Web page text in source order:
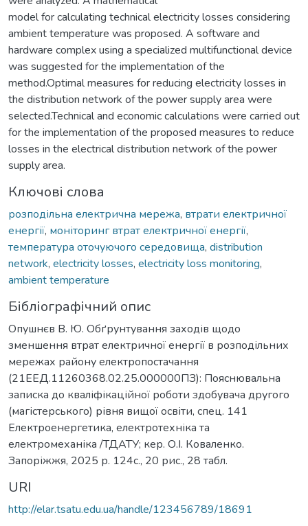
model for calculating technical electricity losses considering
ambient temperature was proposed. A software and
hardware complex using a specialized multifunctional device
was suggested for the implementation of the
method.Optimal measures for reducing electricity losses in
the distribution network of the power supply area were
selected.Technical and economic calculations were carried out
for the implementation of the proposed measures to reduce
losses in the electrical distribution network of the power
supply area.
Ключові слова
розподільна електрична мережа, втрати електричної
енергії, моніторинг втрат електричної енергії,
температура оточуючого середовища, distribution
network, electricity losses, electricity loss monitoring,
ambient temperature
Бібліографічний опис
Опушнєв В. Ю. Обґрунтування заходів щодо
зменшення втрат електричної енергії в розподільних
мережах району електропостачання
(21ЕЕД.11260368.02.25.000000ПЗ): Пояснювальна
записка до кваліфікаційної роботи здобувача другого
(магістерського) рівня вищої освіти, спец. 141
Електроенергетика, електротехніка та
електромеханіка /ТДАТУ; кер. О.І. Коваленко.
Запоріжжя, 2025 р. 124с., 20 рис., 28 табл.
URI
http://elar.tsatu.edu.ua/handle/123456789/18691